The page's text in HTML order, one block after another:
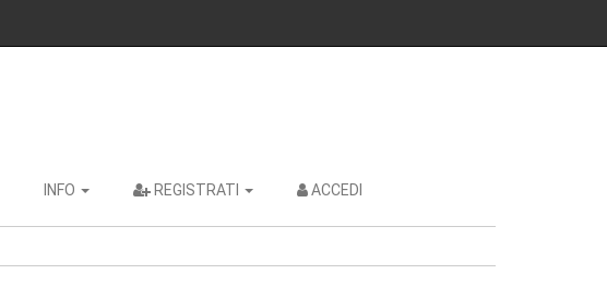
INFO REGISTRATI ACCEDI